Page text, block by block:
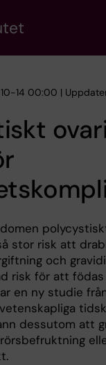
10-14 00:00 |
stor risk att
och
risk för att
en ny studie
dessutom att